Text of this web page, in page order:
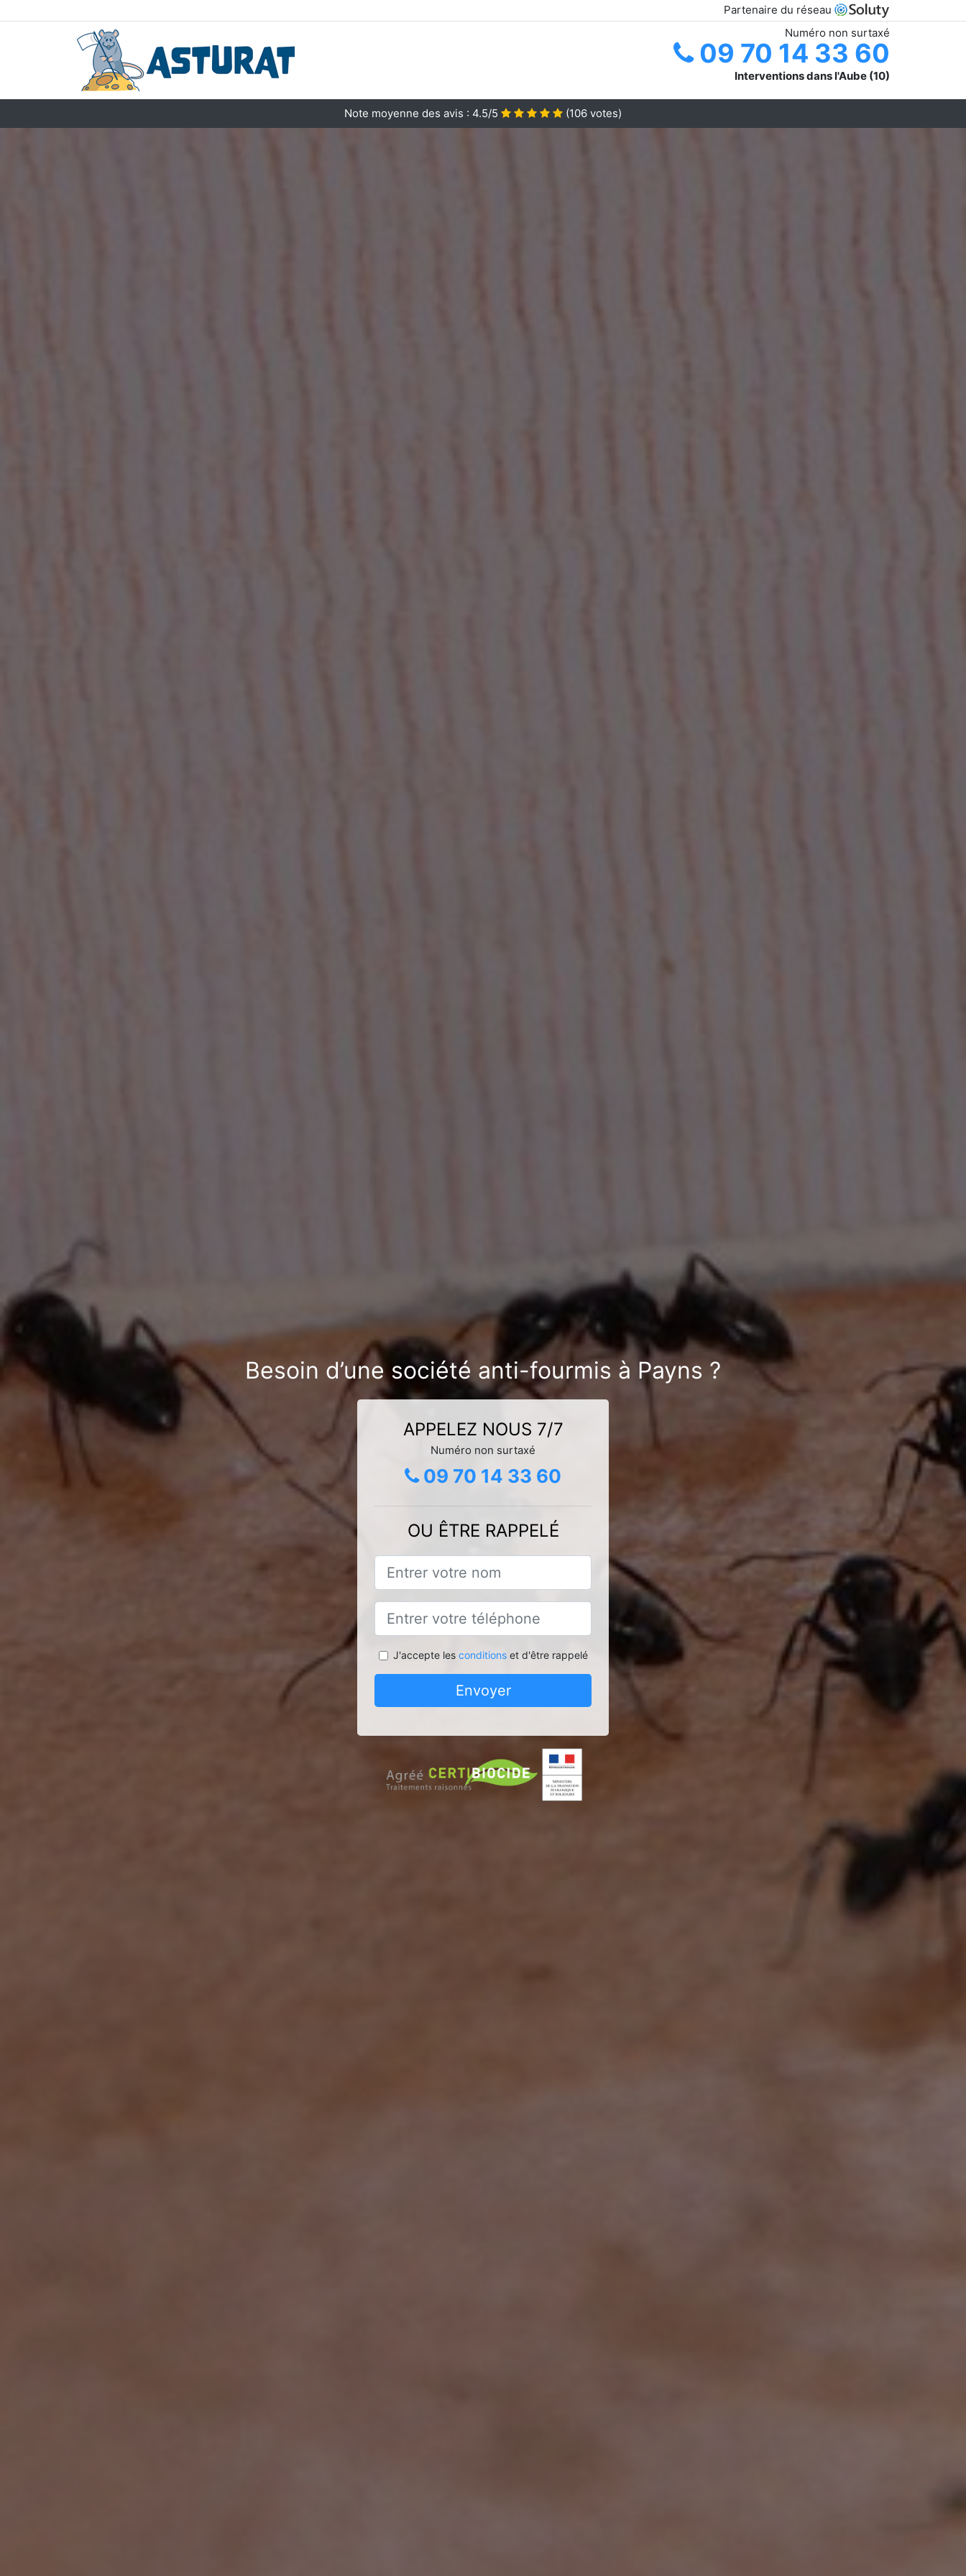
Partenaire du réseau
Numéro non surtaxé
09 70 14 33 60
Interventions dans l'Aube (10)
Note moyenne des avis : 4.5/5 (106 votes)
Besoin d’une société anti-fourmis à Payns ?
APPELEZ NOUS 7/7
Numéro non surtaxé
09 70 14 33 60
OU ÊTRE RAPPELÉ
J'accepte les conditionset d'être rappelé
Envoyer